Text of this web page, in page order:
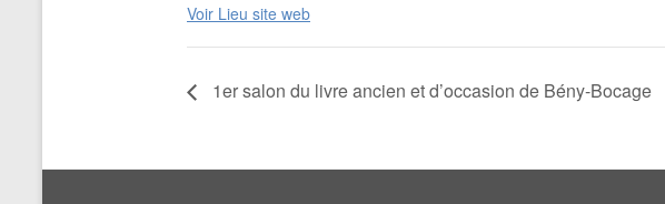
Voir Lieu site web
1er salon du livre ancien et d’occasion de Bény-Bocage